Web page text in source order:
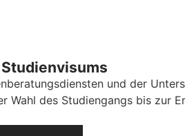
und der
Wahl des Studiengangs bis zur